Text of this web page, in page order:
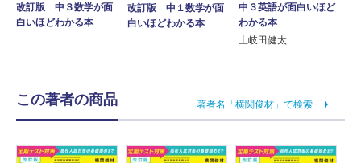
改訂版 中３数学が面
白いほどわかる本
改訂版 中１数学が面
白いほどわかる本
中３英語が面白いほど
わかる本
土岐田健太
この著者の商品 著者名「横関俊材」で検索